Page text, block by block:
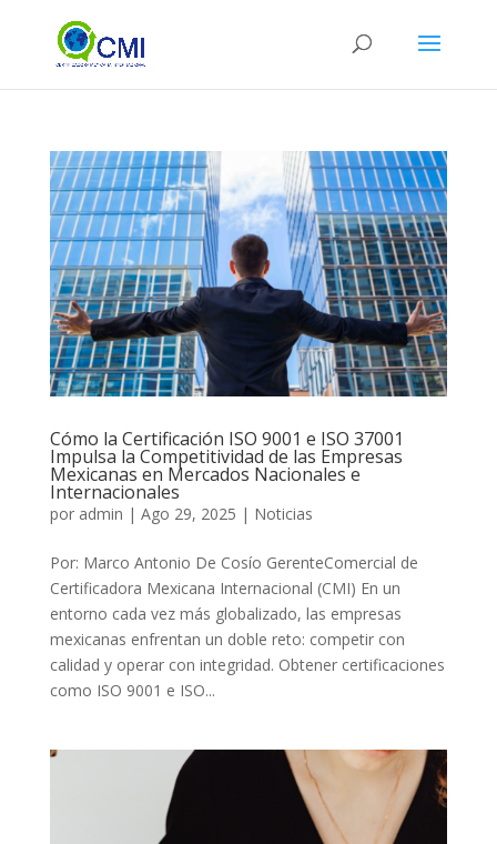
Cómo la Certificación ISO 9001 e ISO 37001
Impulsa la Competitividad de las Empresas
Mexicanas en Mercados Nacionales e
Internacionales
por admin | Ago 29, 2025 | Noticias
Por: Marco Antonio De Cosío GerenteComercial de
Certificadora Mexicana Internacional (CMI) En un
entorno cada vez más globalizado, las empresas
mexicanas enfrentan un doble reto: competir con
calidad y operar con integridad. Obtener certificaciones
como ISO 9001 e ISO...